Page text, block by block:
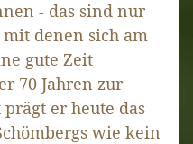
- das sind nur
denen sich am
gute Zeit
70 Jahren zur
er heute das
wie kein